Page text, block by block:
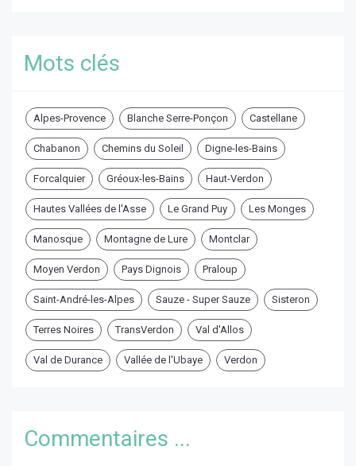
Mots clés
Alpes-Provence Blanche Serre-Ponçon Castellane
Chabanon Chemins du Soleil Digne-les-Bains
Forcalquier Gréoux-les-Bains Haut-Verdon
Hautes Vallées de l'Asse Le Grand Puy Les Monges
Manosque Montagne de Lure Montclar
Moyen Verdon Pays Dignois Praloup
Saint-André-les-Alpes Sauze - Super Sauze Sisteron
Terres Noires TransVerdon Val d'Allos
Val de Durance Vallée de l'Ubaye Verdon
Commentaires ...